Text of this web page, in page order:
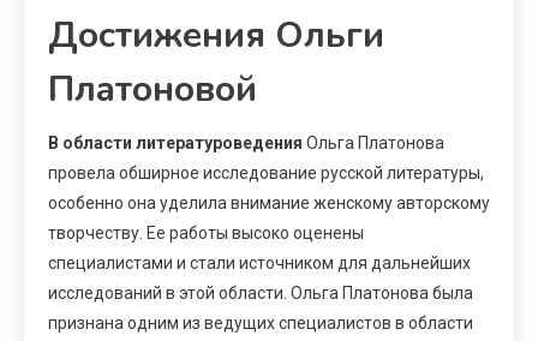
Достижения Ольги
Платоновой
В области литературоведения Ольга Платонова
провела обширное исследование русской литературы,
особенно она уделила внимание женскому авторскому
творчеству. Ее работы высоко оценены
специалистами и стали источником для дальнейших
исследований в этой области. Ольга Платонова была
признана одним из ведущих специалистов в области